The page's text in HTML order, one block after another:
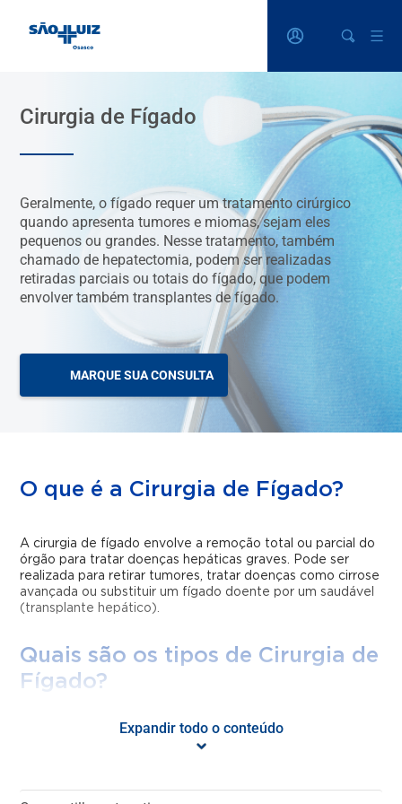
Cirurgia de Fígado
Geralmente, o fígado requer um tratamento cirúrgico
quando apresenta tumores e miomas, sejam eles
pequenos ou grandes. Nesse tratamento, também
chamado de hepatectomia, podem ser realizadas
retiradas parciais ou totais do fígado, que podem
envolver também transplantes de fígado.
MARQUE SUA CONSULTA
O que é a Cirurgia de Fígado?
A cirurgia de fígado envolve a remoção total ou parcial do
órgão para tratar doenças hepáticas graves. Pode ser
realizada para retirar tumores, tratar doenças como cirrose
avançada ou substituir um fígado doente por um saudável
(transplante hepático).
Quais são os tipos de Cirurgia de
Fígado?
Hepatectomia Parcial– remoção de uma parte do
fígado, geralmente para tratar tumores benignos ou
permitindo que o tecido remanescente volte a crescer;
Expandir todo o conteúdo